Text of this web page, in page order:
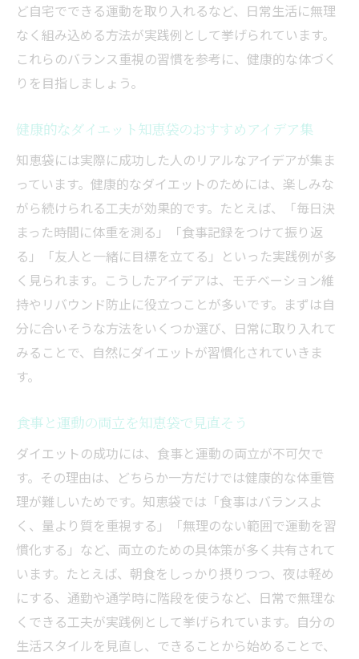
ど自宅でできる運動を取り入れるなど、日常生活に無理
なく組み込める方法が実践例として挙げられています。
これらのバランス重視の習慣を参考に、健康的な体づく
りを目指しましょう。
健康的なダイエット知恵袋のおすすめアイデア集
知恵袋には実際に成功した人のリアルなアイデアが集ま
っています。健康的なダイエットのためには、楽しみな
がら続けられる工夫が効果的です。たとえば、「毎日決
まった時間に体重を測る」「食事記録をつけて振り返
る」「友人と一緒に目標を立てる」といった実践例が多
く見られます。こうしたアイデアは、モチベーション維
持やリバウンド防止に役立つことが多いです。まずは自
分に合いそうな方法をいくつか選び、日常に取り入れて
みることで、自然にダイエットが習慣化されていきま
す。
食事と運動の両立を知恵袋で見直そう
ダイエットの成功には、食事と運動の両立が不可欠で
す。その理由は、どちらか一方だけでは健康的な体重管
理が難しいためです。知恵袋では「食事はバランスよ
く、量より質を重視する」「無理のない範囲で運動を習
慣化する」など、両立のための具体策が多く共有されて
います。たとえば、朝食をしっかり摂りつつ、夜は軽め
にする、通勤や通学時に階段を使うなど、日常で無理な
くできる工夫が実践例として挙げられています。自分の
生活スタイルを見直し、できることから始めることで、